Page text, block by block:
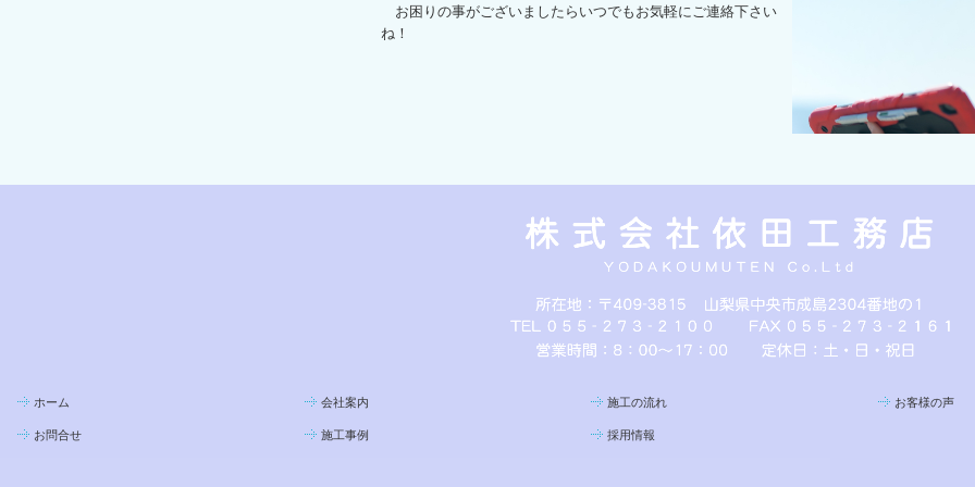
お困りの事がございましたらいつでもお気軽にご連絡下さい
ね！
ホーム 会社案内 施工の流れ お客様の声
お問合せ 施工事例 採用情報